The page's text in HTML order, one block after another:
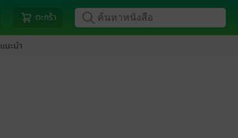
ตะกร้า
แนะนำ